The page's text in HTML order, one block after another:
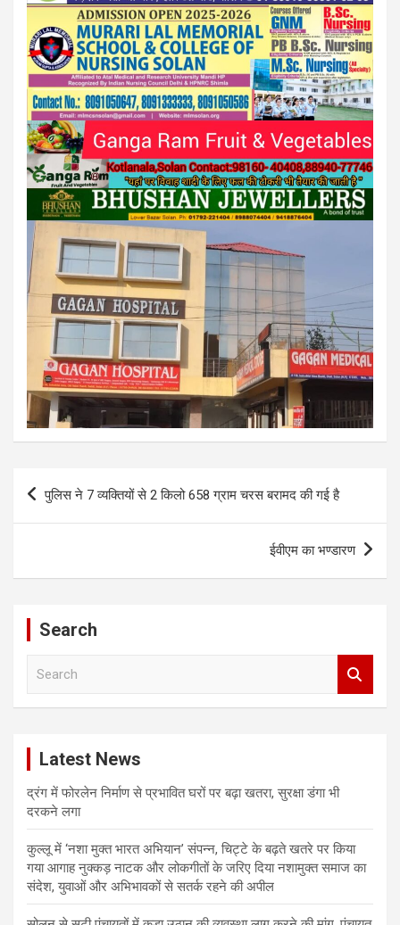
Post
navigation
पुलिस ने 7 व्यक्तियों से 2 किलो 658 ग्राम चरस बरामद की गई है
ईवीएम का भण्डारण
Search
Latest News
द्रंग में फोरलेन निर्माण से प्रभावित घरों पर बढ़ा खतरा, सुरक्षा डंगा भी
दरकने लगा
कुल्लू में ‘नशा मुक्त भारत अभियान’ संपन्न, चिट्टे के बढ़ते खतरे पर किया
गया आगाह नुक्कड़ नाटक और लोकगीतों के जरिए दिया नशामुक्त समाज का
संदेश, युवाओं और अभिभावकों से सतर्क रहने की अपील